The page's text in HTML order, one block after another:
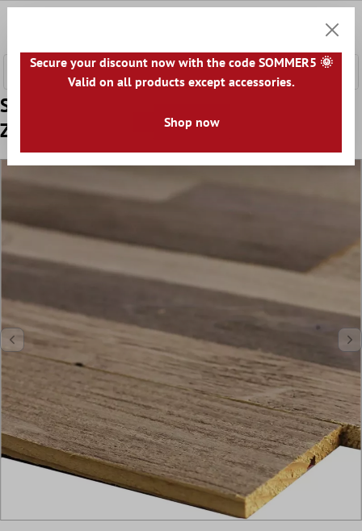
Sample Mozaïektegel Hout Paris
Zelfklevende Bruin Beige
Secure your discount now with the code SOMMER5 🌞
Valid on all products except accessories.
Shop now